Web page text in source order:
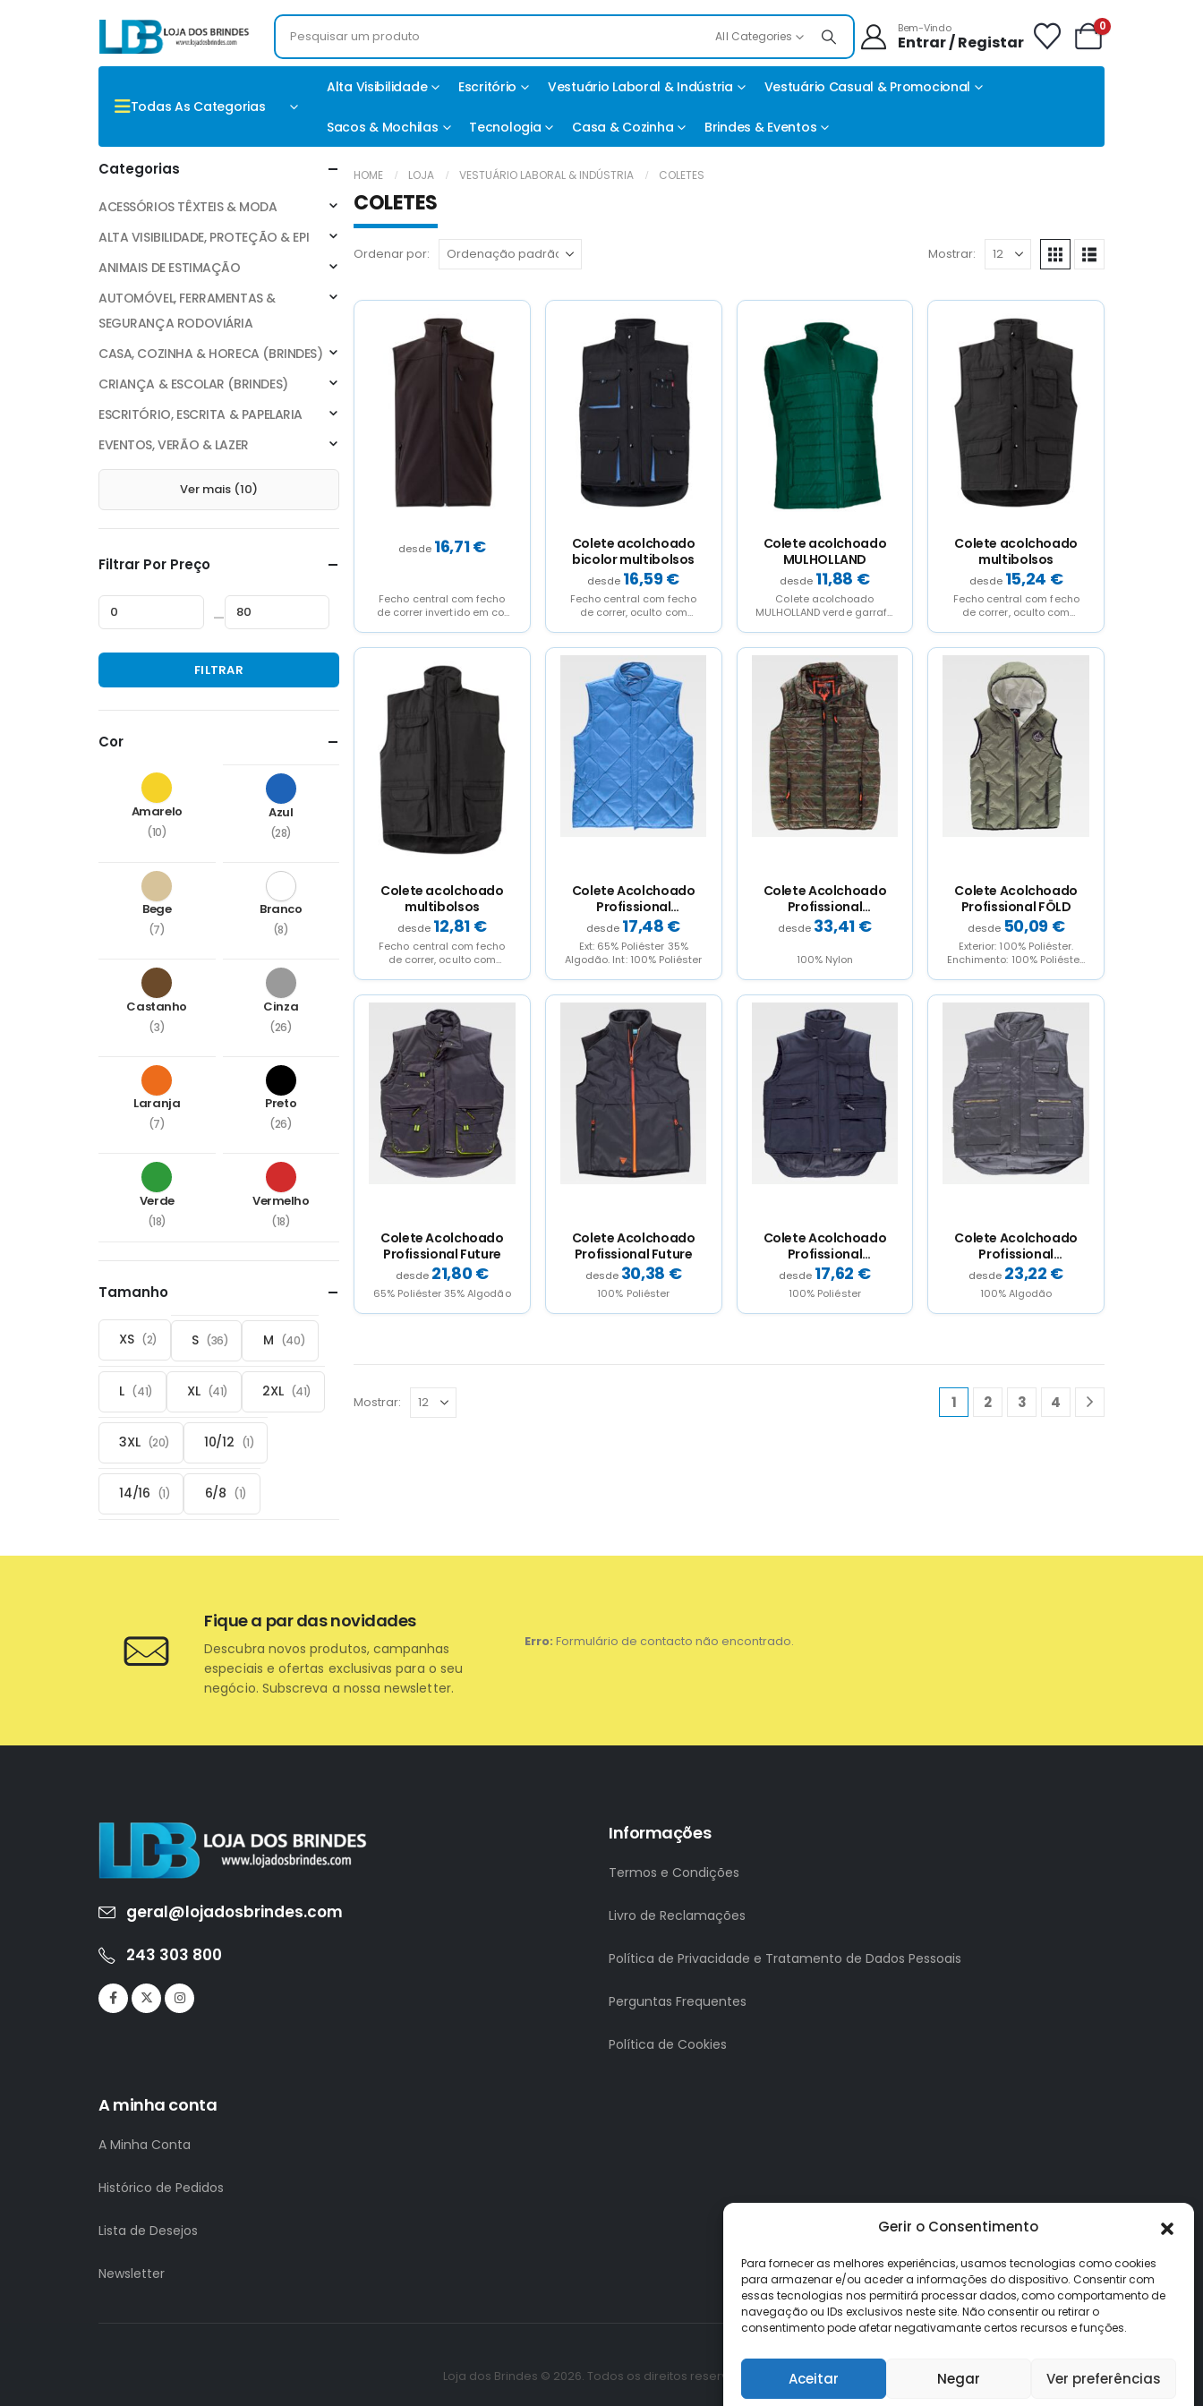
Gerir o Consentimento
Para fornecer as melhores experiências, usamos tecnologias como cookies
para armazenar e/ou aceder a informações do dispositivo. Consentir com
essas tecnologias nos permitirá processar dados, como comportamento de
navegação ou IDs exclusivos neste site. Não consentir ou retirar o
consentimento pode afetar negativamante certos recursos e funções.
Aceitar Negar Ver preferências
All Categories
Bem-Vindo
Entrar / Registar
0
Todas As Categorias
Alta Visibilidade Escritório Vestuário Laboral & Indústria Vestuário Casual & Promocional
Sacos & Mochilas Tecnologia Casa & Cozinha Brindes & Eventos
HOME LOJA VESTUÁRIO LABORAL & INDÚSTRIA COLETES
COLETES
Ordenar por: Mostrar:
16,71€
Fecho central com fecho
de correr invertido em cor
Colete acolchoado
bicolor multibolsos
16,59€
Fecho central com fecho
de correr, oculto com
Cós...
Colete acolchoado
MULHOLLAND
11,88 €
Colete acolchoado
MULHOLLAND verde garrafa
Colete acolchoado
multibolsos
15,24 €
Fecho central com fecho
de correr, oculto com
Cós...
Colete acolchoado
multibolsos
12,81 €
Fecho central com fecho
de correr, oculto com
Colete Acolchoado
Profissional
Alimentação
17,48 €
Ext: 65% Poliéster 35%
Algodão. Int: 100% Poliéster
Colete Acolchoado
Profissional
Camuflagem Sport
33,41 €
100% Nylon
Colete Acolchoado
Profissional FÖLD
50,09 €
Exterior: 100% Poliéster.
Enchimento: 100% Poliéster.
Colete Acolchoado
Profissional Future
21,80€
65% Poliéster 35% Algodão
Colete Acolchoado
Profissional Future
30,38 €
100% Poliéster
Colete Acolchoado
Profissional
Multibolsos
17,62 €
100% Poliéster
Colete Acolchoado
Profissional
Multibolsos
23,22 €
100% Algodão
Mostrar: 1 2 3 4
Categorias
ACESSÓRIOS TÊXTEIS & MODA
ALTA VISIBILIDADE, PROTEÇÃO & EPI
ANIMAIS DE ESTIMAÇÃO
AUTOMÓVEL, FERRAMENTAS &
SEGURANÇA RODOVIÁRIA
CASA, COZINHA & HORECA (BRINDES)
CRIANÇA & ESCOLAR (BRINDES)
ESCRITÓRIO, ESCRITA & PAPELARIA
EVENTOS, VERÃO & LAZER
Ver mais (10)
Filtrar Por Preço
Preço
Preço
—
FILTRAR
Cor
Amarelo
(10)
Azul
(28)
Bege
(7)
Branco
(8)
Castanho
(3)
Cinza
(26)
Laranja
(7)
Preto
(26)
Verde
(18)
Vermelho
(18)
Tamanho
XS (2) S (36) M (40)
L (41) XL (41) 2XL (41)
3XL (20) 10/12 (1)
14/16 (1) 6/8 (1)
Erro: Formulário de contacto não encontrado.
Fique a par das novidades
Descubra novos produtos, campanhas
especiais e ofertas exclusivas para o seu
negócio. Subscreva a nossa newsletter.
geral@lojadosbrindes.com
243 303 800
Informações
Termos e Condições
Livro de Reclamações
Política de Privacidade e Tratamento de Dados Pessoais
Perguntas Frequentes
Política de Cookies
A minha conta
A Minha Conta
Histórico de Pedidos
Lista de Desejos
Newsletter
Loja dos Brindes © 2026. Todos os direitos reservados.